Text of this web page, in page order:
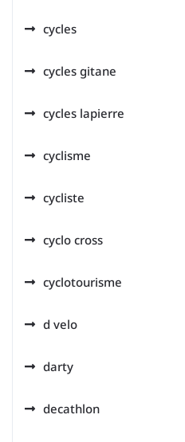
cycles
cycles gitane
cycles lapierre
cyclisme
cycliste
cyclo cross
cyclotourisme
d velo
darty
decathlon